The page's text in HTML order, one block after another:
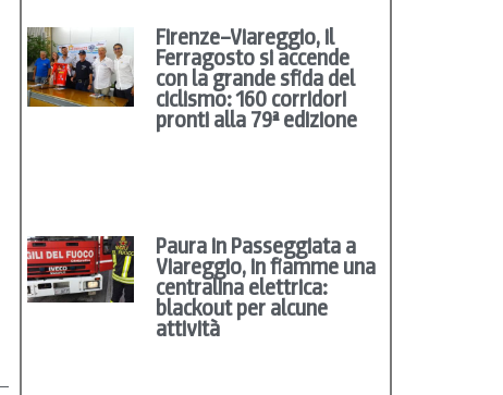
Firenze–Viareggio, il
Ferragosto si accende
con la grande sfida del
ciclismo: 160 corridori
pronti alla 79ª edizione
Paura in Passeggiata a
Viareggio, in fiamme una
centralina elettrica:
blackout per alcune
attività